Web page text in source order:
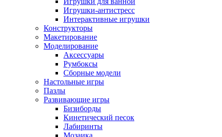
Игрушки-антистресс
Интерактивные игрушки
Конструкторы
Макетирование
Моделирование
Аксессуары
Румбоксы
Сборные модели
Настольные игры
Пазлы
Развивающие игры
Бизиборды
Кинетический песок
Лабиринты
Мозаика